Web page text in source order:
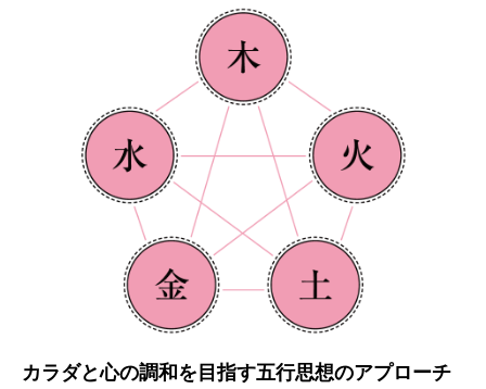
カラダと心の調和を目指す五行思想のアプローチ